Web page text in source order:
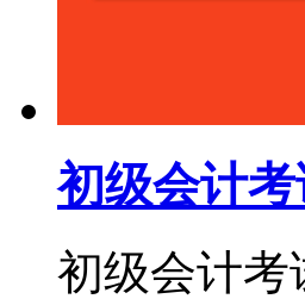
初级会计
初级会计考